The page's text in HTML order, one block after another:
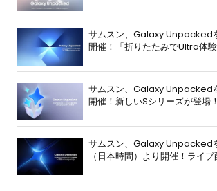
サムスン、Galaxy Unpacked
開催！「折りたたみでUltra体
サムスン、Galaxy Unpacked
開催！新しいSシリーズが登場
サムスン、Galaxy Unpacked
（日本時間）より開催！ライブ